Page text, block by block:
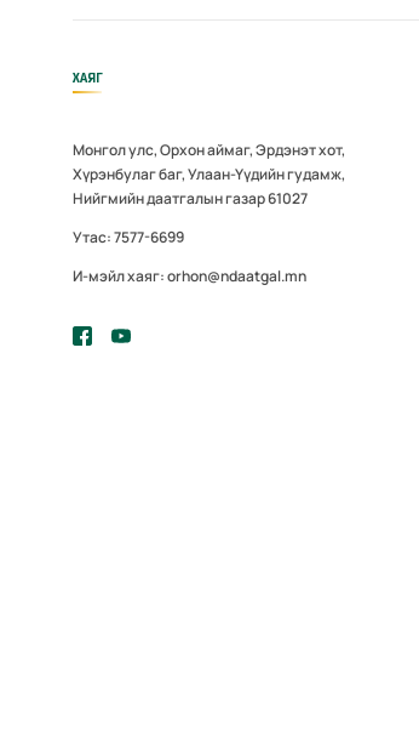
ХАЯГ
Монгол улс, Орхон аймаг, Эрдэнэт хот,
Хүрэнбулаг баг, Улаан-Үүдийн гудамж,
Нийгмийн даатгалын газар 61027
Утас: 7577-6699
И-мэйл хаяг: orhon@ndaatgal.mn